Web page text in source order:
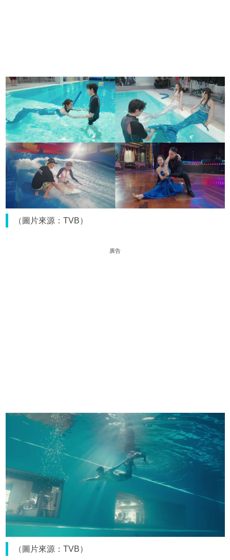
（圖片來源：TVB）
廣告
（圖片來源：TVB）